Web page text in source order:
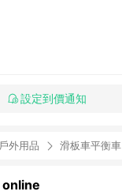
設定到價通知
戶外用品 滑板車平衡車
online